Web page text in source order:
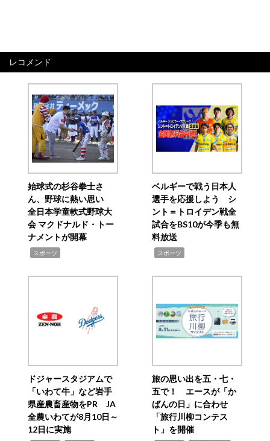
レコメンド
始球式の杉谷拳士さ
ん、野球に熱い思い
全日本学童軟式野球大
会 マクドナルド・トー
ナメントが開幕
スポーツ
ベルギーで戦う日本人
選手を応援しよう シ
ント＝トロイデン戦全
試合をBS10が今季も無
料放送
スポーツ
ドジャースタジアムで
「いわて牛」など岩手
県産農畜産物をPR JA
全農いわてが8月10日～
12日に実施
旅の思い出を五・七・
五で！ エースが「か
ばんの日」に合わせ
「旅行川柳コンテス
ト」を開催